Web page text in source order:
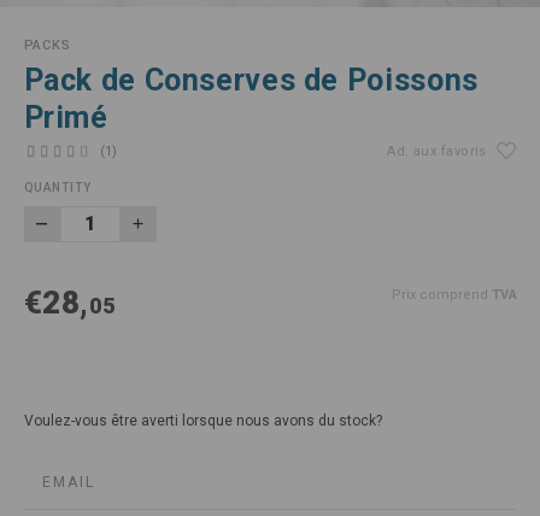
PACKS
Pack de Conserves de Poissons
Primé
(1) Ad. aux favoris
QUANTITY
€28,05 Prix comprend TVA
Voulez-vous être averti lorsque nous avons du stock?